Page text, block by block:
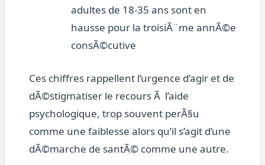
adultes de 18-35 ans sont en
hausse pour la troisiÃ¨me annÃ©e
consÃ©cutive
Ces chiffres rappellent l’urgence d’agir et de
dÃ©stigmatiser le recours Ã l’aide
psychologique, trop souvent perÃ§u
comme une faiblesse alors qu’il s’agit d’une
dÃ©marche de santÃ© comme une autre.